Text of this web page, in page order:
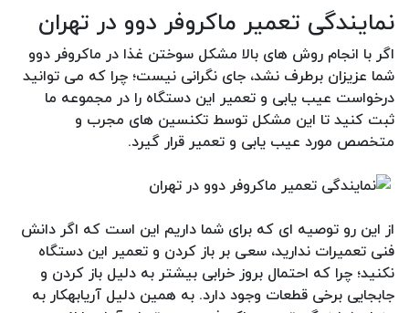
نمایندگی تعمیر ماکروفر دوو در تهران
اگر با انجام روش های بالا مشکل سوختن غذا در ماکروفر دوو
شما عزیزان برطرف نشد، جای نگرانی نیست؛ چرا که می توانید
درخواست عیب یابی و تعمیر این دستگاه را در مجموعه ما
ثبت کنید تا این مشکل توسط تکنسین های مجرب و
متخصص مورد عیب یابی و تعمیر قرار گیرد.
از این رو توصیه ای که برای شما داریم این است که اگر دانش
فنی تعمیرات ندارید، سعی بر باز کردن و تعمیر این دستگاه
نکنید؛ چرا که احتمال بروز خرابی بیشتر به دلیل باز کردن و
جابجایی برخی قطعات وجود دارد. به همین دلیل آریابهکار به